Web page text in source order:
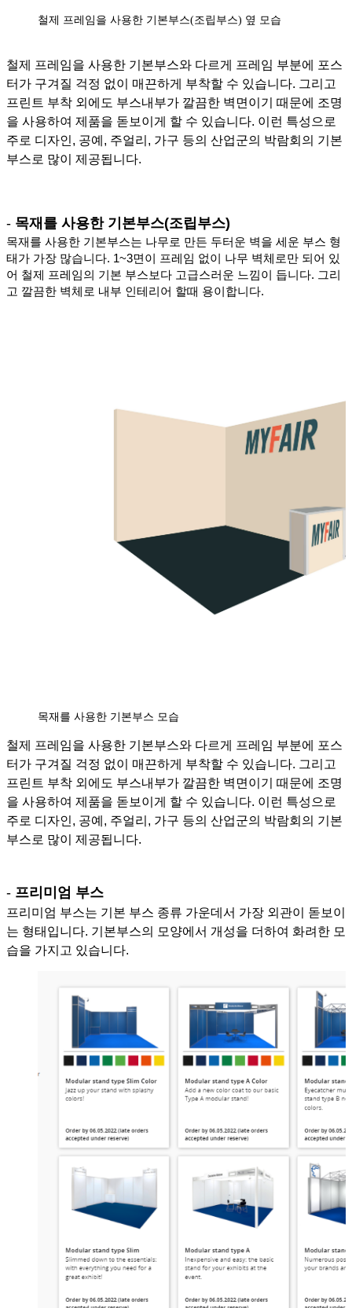
철제 프레임을 사용한 기본부스(조립부스) 옆 모습
철제 프레임을 사용한 기본부스와 다르게 프레임 부분에 포스
터가 구겨질 걱정 없이 매끈하게 부착할 수 있습니다. 그리고
프린트 부착 외에도 부스내부가 깔끔한 벽면이기 때문에 조명
을 사용하여 제품을 돋보이게 할 수 있습니다. 이런 특성으로
주로 디자인, 공예, 주얼리, 가구 등의 산업군의 박람회의 기본
부스로 많이 제공됩니다.
- 목재를 사용한 기본부스(조립부스)
목재를 사용한 기본부스는 나무로 만든 두터운 벽을 세운 부스 형
태가 가장 많습니다. 1~3면이 프레임 없이 나무 벽체로만 되어 있
어 철제 프레임의 기본 부스보다 고급스러운 느낌이 듭니다. 그리
고 깔끔한 벽체로 내부 인테리어 할때 용이합니다.
목재를 사용한 기본부스 모습
철제 프레임을 사용한 기본부스와 다르게 프레임 부분에 포스
터가 구겨질 걱정 없이 매끈하게 부착할 수 있습니다. 그리고
프린트 부착 외에도 부스내부가 깔끔한 벽면이기 때문에 조명
을 사용하여 제품을 돋보이게 할 수 있습니다. 이런 특성으로
주로 디자인, 공예, 주얼리, 가구 등의 산업군의 박람회의 기본
부스로 많이 제공됩니다.
- 프리미엄 부스
프리미엄 부스는 기본 부스 종류 가운데서 가장 외관이 돋보이
는 형태입니다. 기본부스의 모양에서 개성을 더하여 화려한 모
습을 가지고 있습니다.